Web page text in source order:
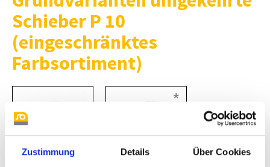
Zustimmung Details Über Cookies
Schieber P 10
(eingeschränktes
Farbsortiment)
*